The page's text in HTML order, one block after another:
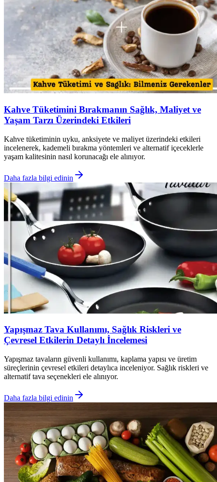
Kahve Tüketimini Bırakmanın Sağlık, Maliyet ve
Yaşam Tarzı Üzerindeki Etkileri
Kahve tüketiminin uyku, anksiyete ve maliyet üzerindeki etkileri
incelenerek, kademeli bırakma yöntemleri ve alternatif içeceklerle
yaşam kalitesinin nasıl korunacağı ele alınıyor.
Daha fazla bilgi edinin
Yapışmaz Tava Kullanımı, Sağlık Riskleri ve
Çevresel Etkilerin Detaylı İncelemesi
Yapışmaz tavaların güvenli kullanımı, kaplama yapısı ve üretim
süreçlerinin çevresel etkileri detaylıca inceleniyor. Sağlık riskleri ve
alternatif tava seçenekleri ele alınıyor.
Daha fazla bilgi edinin